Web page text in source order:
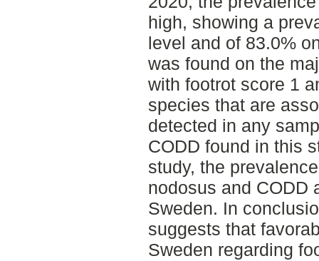
high, showing a
level and of 83.0%
was found on the
with footrot score 1
species that are
detected in any
CODD found in this
study, the
nodosus and CODD
Sweden. In
suggests that
Sweden regarding